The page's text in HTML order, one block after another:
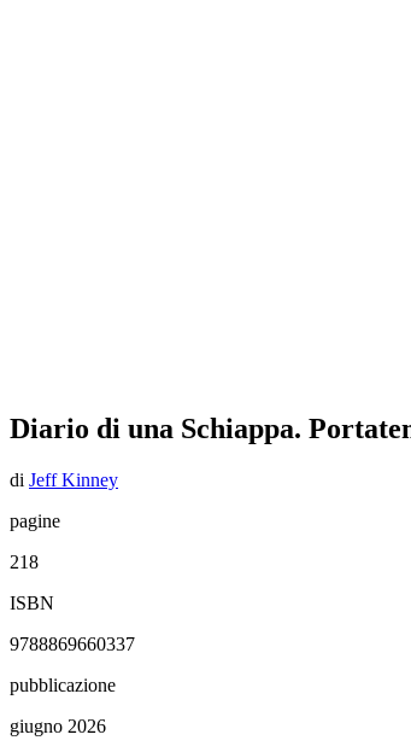
Diario di una Schiappa.
di Jeff Kinney
pagine
218
ISBN
9788869660337
pubblicazione
giugno 2026